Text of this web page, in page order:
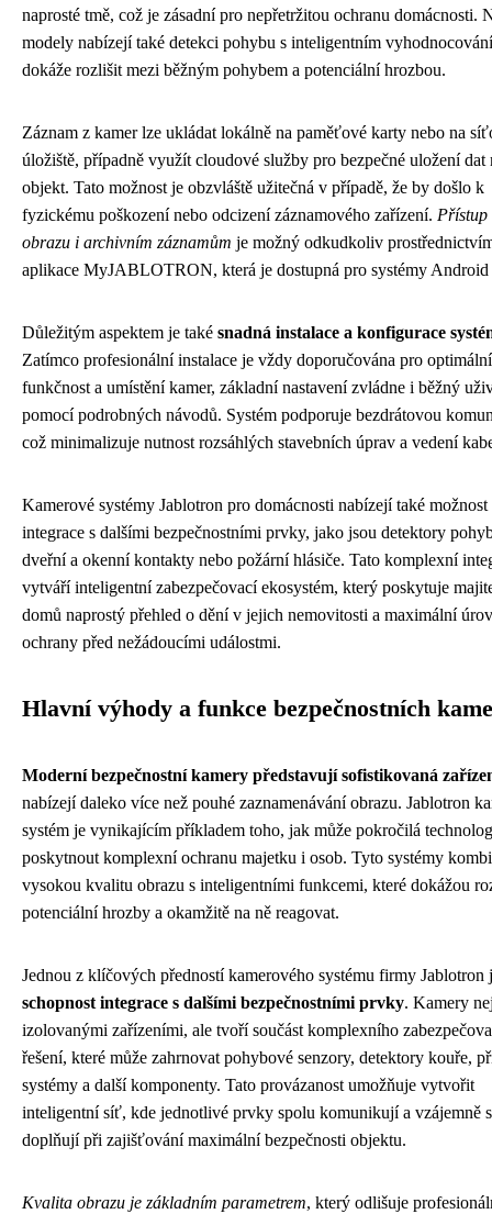
naprosté tmě, což je zásadní pro nepřetržitou ochranu domácnosti.
modely nabízejí také detekci pohybu s inteligentním
dokáže rozlišit mezi běžným pohybem a potenciální hrozbou.
Záznam z kamer lze ukládat lokálně na paměťové karty nebo na
úložiště, případně využít cloudové služby pro bezpečné uložení dat
objekt. Tato možnost je obzvláště užitečná v případě, že by došlo k
fyzickému poškození nebo odcizení záznamového zařízení. Přístup
obrazu i archivním záznamům je možný odkudkoliv
aplikace MyJABLOTRON, která je dostupná pro systémy
Důležitým aspektem je také snadná instalace a konfigurace
Zatímco profesionální instalace je vždy doporučována pro optimální
funkčnost a umístění kamer, základní nastavení zvládne i běžný
pomocí podrobných návodů. Systém podporuje bezdrátovou
což minimalizuje nutnost rozsáhlých stavebních úprav a vedení
Kamerové systémy Jablotron pro domácnosti nabízejí také možnost
integrace s dalšími bezpečnostními prvky, jako jsou detektory
dveřní a okenní kontakty nebo požární hlásiče. Tato komplexní
vytváří inteligentní zabezpečovací ekosystém, který poskytuje
domů naprostý přehled o dění v jejich nemovitosti a maximální
ochrany před nežádoucími událostmi.
Hlavní výhody a funkce bezpečnostních
Moderní bezpečnostní kamery představují sofistikovaná
nabízejí daleko více než pouhé zaznamenávání obrazu. Jablotron
systém je vynikajícím příkladem toho, jak může pokročilá
poskytnout komplexní ochranu majetku i osob. Tyto systémy
vysokou kvalitu obrazu s inteligentními funkcemi, které dokážou
potenciální hrozby a okamžitě na ně reagovat.
Jednou z klíčových předností kamerového systému firmy Jablotron
schopnost integrace s dalšími bezpečnostními prvky. Kamery
izolovanými zařízeními, ale tvoří součást komplexního
řešení, které může zahrnovat pohybové senzory, detektory kouře,
systémy a další komponenty. Tato provázanost umožňuje vytvořit
inteligentní síť, kde jednotlivé prvky spolu komunikují a vzájemně
doplňují při zajišťování maximální bezpečnosti objektu.
Kvalita obrazu je základním parametrem, který odlišuje